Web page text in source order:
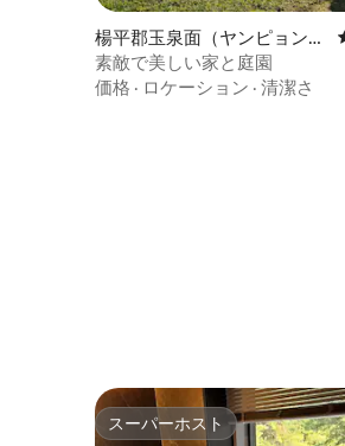
楊平郡玉泉面（ヤンピョンぐ
ん、オクチョンミョン）のペ
ンション
素敵で美しい家と庭園
価格 · ロケーション · 清潔さ
スーパーホスト
スーパーホスト